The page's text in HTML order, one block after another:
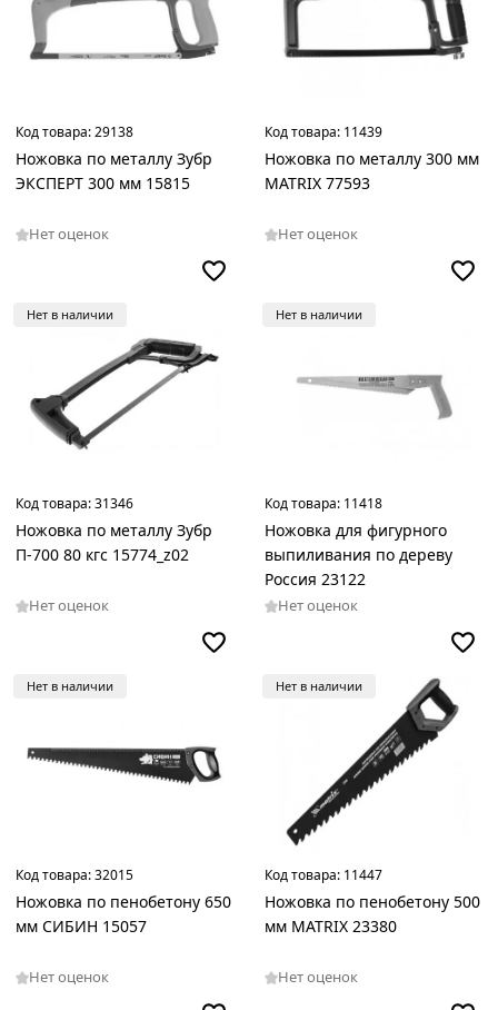
Код товара:29138
Ножовка по металлу Зубр
ЭКСПЕРТ 300 мм 15815
Нет оценок
Код товара: 11439
Ножовка по металлу 300 мм
MATRIX 77593
Нет оценок
Нет в наличии
Код товара:31346
Ножовка по металлу Зубр
П-700 80 кгс 15774_z02
Нет оценок
Нет в наличии
Код товара: 11418
Ножовка для фигурного
выпиливания по дереву
Россия 23122
Нет оценок
Нет в наличии
Код товара:32015
Ножовка по пенобетону 650
мм СИБИН 15057
Нет оценок
Нет в наличии
Код товара: 11447
Ножовка по пенобетону 500
мм MATRIX 23380
Нет оценок